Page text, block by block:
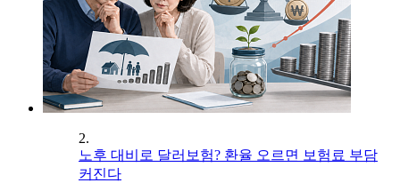
2.
노후 대비로 달러보험? 환율 오르면 보험료 부담
커진다